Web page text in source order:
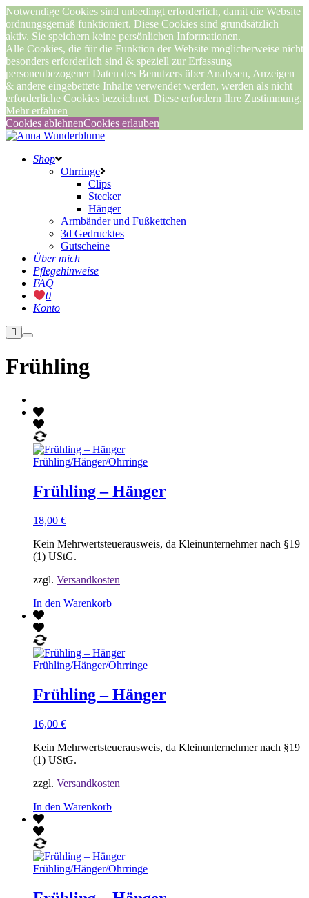
Notwendige Cookies sind unbedingt erforderlich, damit die Website
ordnungsgemäß funktioniert. Diese Cookies sind grundsätzlich
aktiv. Sie speichern keine persönlichen Informationen.
Alle Cookies, die für die Funktion der Website möglicherweise nicht
besonders erforderlich sind & speziell zur Erfassung
personenbezogener Daten des Benutzers über Analysen, Anzeigen
& andere eingebettete Inhalte verwendet werden, werden als nicht
erforderliche Cookies bezeichnet. Diese erfordern Ihre Zustimmung.
Mehr erfahren
Cookies ablehnenCookies erlauben
Shop
Ohrringe
Clips
Stecker
Hänger
Armbänder und Fußkettchen
3d Gedrucktes
Gutscheine
Über mich
Pflegehinweise
FAQ
0
Konto
Weitere
Informationen
Hauptmenü
Frühling
Frühling/Hänger/Ohrringe
Frühling – Hänger
18,00 €
Kein Mehrwertsteuerausweis, da Kleinunternehmer nach §19
(1) UStG.
zzgl. Versandkosten
In den Warenkorb
Frühling/Hänger/Ohrringe
Frühling – Hänger
16,00 €
Kein Mehrwertsteuerausweis, da Kleinunternehmer nach §19
(1) UStG.
zzgl. Versandkosten
In den Warenkorb
Frühling/Hänger/Ohrringe